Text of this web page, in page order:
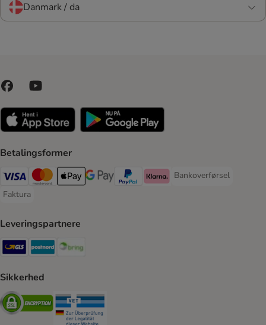
Danmark / da
Betalingsformer
VISA Payment Method
Mastercard Payment Method
Apply pay Payment Method
Google Pay Payment Method
paypal Payment Method
Klarna Payment Method
Bankoverførsel
Bankoverførsel
Faktura
Faktura Payment Method
Leveringspartnere
GLS Shipping Method
Postnord Shipping Method
Sikkerhed
Security